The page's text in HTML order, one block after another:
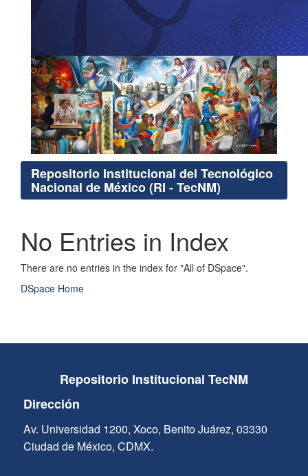
Repositorio Institucional del Tecnológico
Nacional de México (RI - TecNM)
No Entries in Index
There are no entries in the index for "All of DSpace".
DSpace Home
Repositorio Institucional TecNM
Dirección
Av. Universidad 1200, Xoco, Benito Juárez, 03330
Ciudad de México, CDMX.